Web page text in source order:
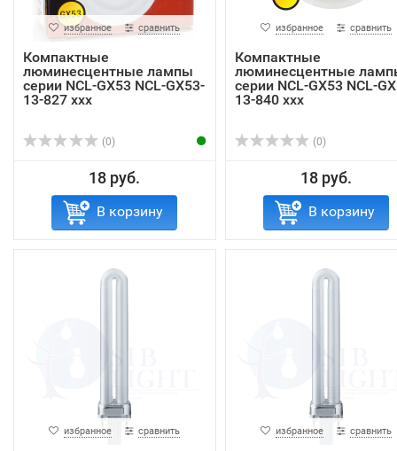
избранное сравнить
Компактные
люминесцентные лампы
серии NCL-GX53 NCL-GX53-
13-827 xxx
(0)
18 руб.
В корзину
избранное сравнить
Компактные
люминесцентные
серии NCL-GX53 NCL-
13-840 xxx
(0)
18 руб.
В корзину
избранное сравнить избранное сравнить